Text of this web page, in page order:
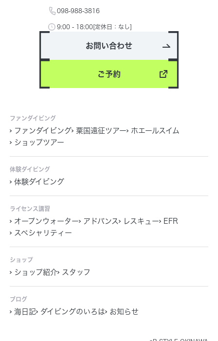
098-988-3816
9:00 - 18:00[定休日：なし]
お問い合わせ
ご予約
ファンダイビング
ファンダイビング 粟国遠征ツアー
ホエールスイム
ショップツアー
体験ダイビング
体験ダイビング
ライセンス講習
オープンウォーター アドバンス レスキュー
EFR
スペシャリティー
ショップ
ショップ紹介 スタッフ
ブログ
海日記 ダイビングのいろは お知らせ